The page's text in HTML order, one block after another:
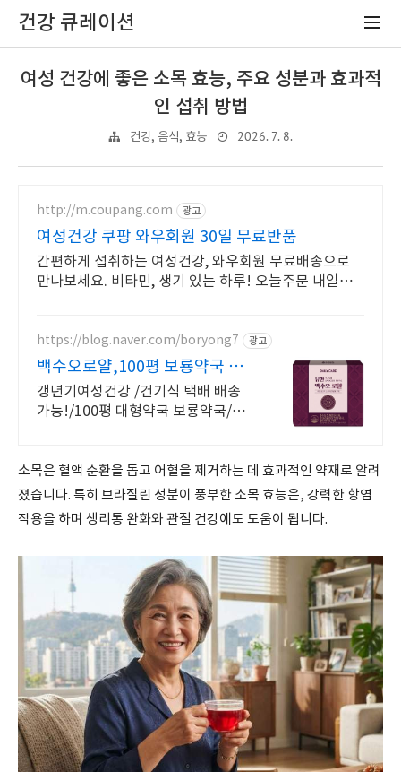
건강 큐레이션
여성 건강에 좋은 소목 효능, 주요 성분과 효과적
인 섭취 방법
건강, 음식, 효능 2026. 7. 8.
http://m.coupang.com 광고
여성건강 쿠팡 와우회원 30일 무료반품
간편하게 섭취하는 여성건강, 와우회원 무료배송으로
만나보세요. 비타민, 생기 있는 하루! 오늘주문 내일도
https://blog.naver.com/boryong7 광고
백수오로얄,100평 보룡약국 대
형약국/태릉입구,육사 근처
갱년기여성건강 /건기식 택배 배송
가능!/100평 대형약국 보룡약국/친
품 택배 무료 발송
소목은 혈액 순환을 돕고 어혈을 제거하는 데 효과적인 약재로 알려
졌습니다. 특히 브라질린 성분이 풍부한 소목 효능은, 강력한 항염
작용을 하며 생리통 완화와 관절 건강에도 도움이 됩니다.